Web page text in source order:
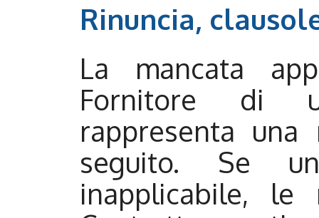
Rinuncia,
La mancata
Fornitore di
rappresenta
seguito. Se
inapplicabile, le